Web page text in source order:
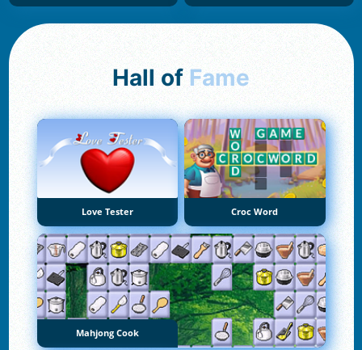
Hall of Fame
Love Tester Croc Word
Mahjong Cook